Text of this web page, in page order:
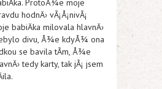
ProtoÅ¾e moje
hodnÄ› vÃ¡Å¡nivÃ¡
babiÄka milovala hlavnÄ›
divu, Å¾e kdyÅ¾ ona
se bavila tÃ­m, Å¾e
tedy karty, tak jÃ¡ jsem